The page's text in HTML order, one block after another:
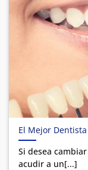
El Mejor
Si desea
acudir a un[...]